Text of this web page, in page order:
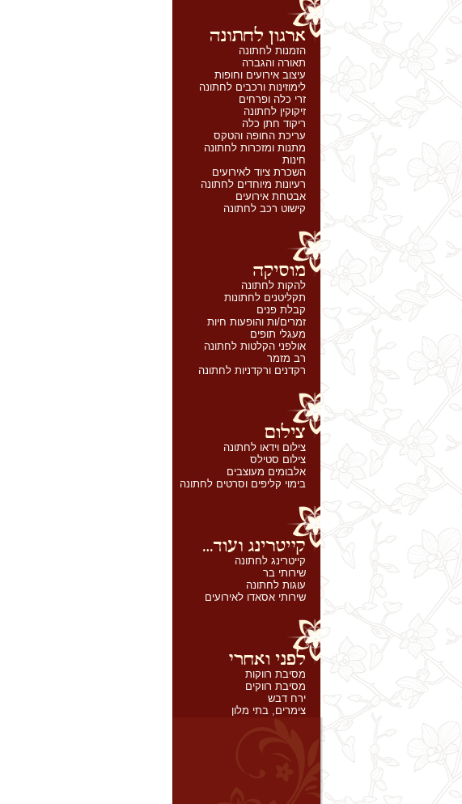
הזמנות לחתונה
תאורה והגברה
עיצוב אירועים וחופות
לימוזינות ורכבים לחתונה
זרי כלה ופרחים
זיקוקין לחתונה
ריקוד חתן כלה
עריכת החופה והטקס
מתנות ומזכרות לחתונה
חינות
השכרת ציוד לאירועים
רעיונות מיוחדים לחתונה
אבטחת אירועים
קישוט רכב לחתונה
להקות לחתונה
תקליטנים לחתונות
קבלת פנים
זמרים/ות והופעות חיות
מעגלי תופים
אולפני הקלטות לחתונה
רב מזמר
רקדנים ורקדניות לחתונה
צילום וידאו לחתונה
צילום סטילס
אלבומים מעוצבים
בימוי קליפים וסרטים לחתונה
קייטרינג לחתונה
שירותי בר
עוגות לחתונה
שירותי אסאדו לאירועים
מסיבת רווקות
מסיבת רווקים
ירח דבש
צימרים, בתי מלון